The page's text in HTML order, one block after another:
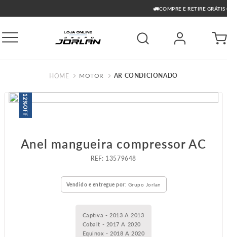
🚛COMPRE E RETIRE GRÁTIS GO
MOTOR AR CONDICIONADO
12%
OFF
Anel mangueira compressor AC
: 13579648
Vendido e entregue por: Grupo Jorlan
Captiva - 2013 A 2013
Cobalt - 2017 A 2020
Equinox - 2018 A 2020